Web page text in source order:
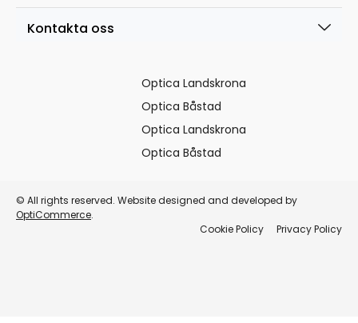
Kontakta oss
Optica Landskrona
Optica Båstad
Optica Landskrona
Optica Båstad
© All rights reserved. Website designed and developed by
OptiCommerce.
Cookie Policy
Privacy Policy